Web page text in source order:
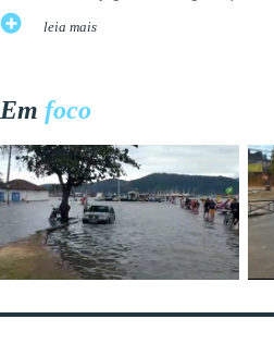
leia mais
Em foco